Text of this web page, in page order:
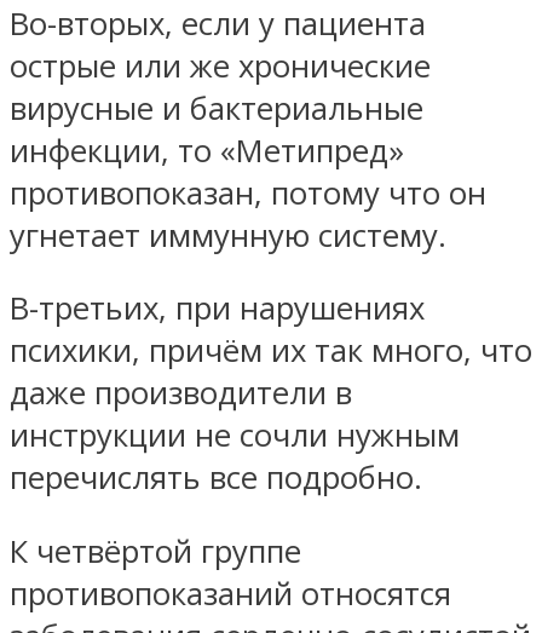
Во-вторых, если у пациента
острые или же хронические
вирусные и бактериальные
инфекции, то «Метипред»
противопоказан, потому что он
угнетает иммунную систему.
В-третьих, при нарушениях
психики, причём их так много, что
даже производители в
инструкции не сочли нужным
перечислять все подробно.
К четвёртой группе
противопоказаний относятся